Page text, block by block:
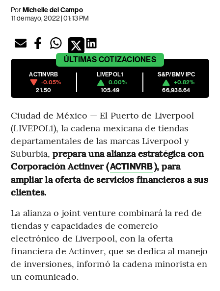
PorMichelle del Campo
11 de mayo, 2022 | 01:13 PM
ÚLTIMAS COTIZACIONES
ACTINVRB
-0.05%
21.50
LIVEPOL1
0.00%
105.49
S&P/BMV IPC
+0.82%
66,938.64
Ciudad de México — El Puerto de Liverpool
(LIVEPOL1), la cadena mexicana de tiendas
departamentales de las marcas Liverpool y
Suburbia,prepara una alianza estratégica con
Corporación Actinver (ACTINVRB), para
ampliar la oferta de servicios financieros a sus
clientes.
La alianza o joint venture combinará la red de
tiendas y capacidades de comercio
electrónico de Liverpool, con la oferta
financiera de Actinver, que se dedica al manejo
de inversiones, informó la cadena minorista en
un comunicado.